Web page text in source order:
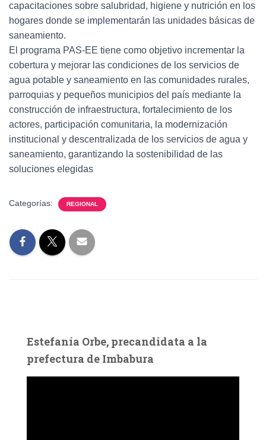
capacitaciones sobre salubridad, higiene y nutrición en los
hogares donde se implementarán las unidades básicas de
saneamiento.
El programa PAS-EE tiene como objetivo incrementar la
cobertura y mejorar las condiciones de los servicios de
agua potable y saneamiento en las comunidades rurales,
parroquias y pequeños municipios del país mediante la
construcción de infraestructura, fortalecimiento de los
actores, participación comunitaria, la modernización
institucional y descentralizada de los servicios de agua y
saneamiento, garantizando la sostenibilidad de las
soluciones elegidas
Categorías: REGIONAL
Estefanía Orbe, precandidata a la
prefectura de Imbabura